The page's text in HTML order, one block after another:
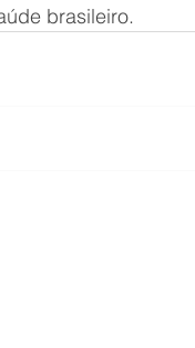
brasileiro.